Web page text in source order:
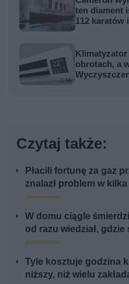
ten diament
112 karatów
Klimatyzator
obrotach, a
Czytaj także:
Płacili fortunę za gaz
znalazł problem w
W domu ciągle
od razu wiedział, gdzie
Tyle kosztuje godzina
niższy, niż wielu